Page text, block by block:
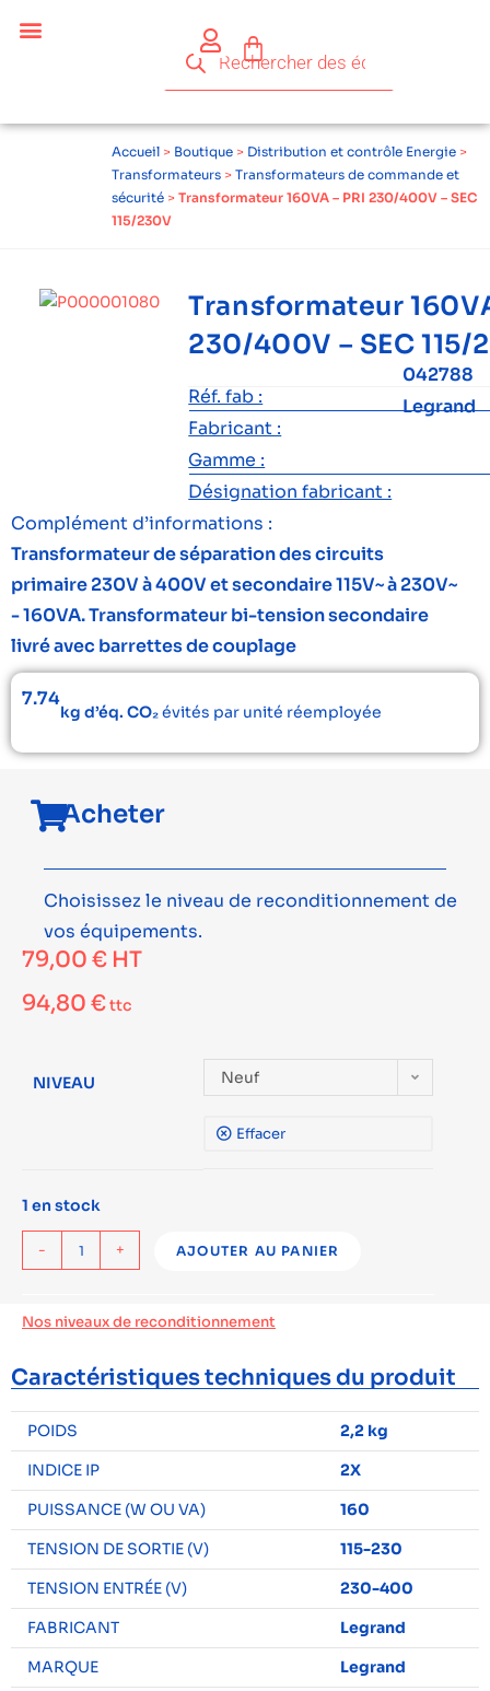
Accueil > Boutique > Distribution et contrôle Energie >
Transformateurs > Transformateurs de commande et
sécurité > Transformateur 160VA – PRI 230/400V – SEC
115/230V
Transformateur
230/400V – SEC 115/
Réf. fab :
042788
Fabricant :
Legrand
Gamme :
Désignation fabricant :
Complément d’informations :
Transformateur de séparation des circuits
primaire 230V à 400V et secondaire 115V~ à 230V~
- 160VA. Transformateur bi-tension secondaire
livré avec barrettes de couplage
7.74
kg d’éq. CO₂évités par unité réemployée
Acheter
Choisissez le niveau de reconditionnement de
vos équipements.
79,00 € HT
94,80 €ttc
NIVEAU Neuf
Effacer
1 en stock
- + AJOUTER AU PANIER
Nos niveaux de reconditionnement
Caractéristiques techniques du produit
POIDS
2,2 kg
INDICE IP
2X
PUISSANCE (W OU VA)
160
TENSION DE SORTIE (V)
115-230
TENSION ENTRÉE (V)
230-400
FABRICANT
Legrand
MARQUE
Legrand